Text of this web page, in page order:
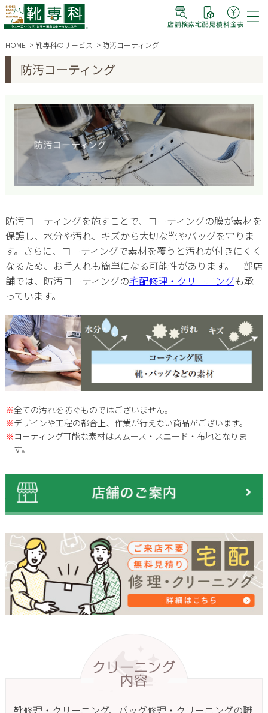
HOME 靴専科のサービス 防汚コーティング
防汚コーティング
防汚コーティングを施すことで、コーティングの膜が素材を
保護し、水分や汚れ、キズから大切な靴やバッグを守りま
す。さらに、コーティングで素材を覆うと汚れが付きにくく
なるため、お手入れも簡単になる可能性があります。一部店
舗では、防汚コーティングの宅配修理・クリーニングも承
っています。
※全ての汚れを防ぐものではございません。
※デザインや工程の都合上、作業が行えない商品がございます。
※ コーティング可能な素材はスムース・スエード・布地となりま
す。